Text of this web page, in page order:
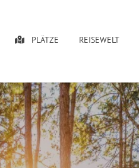
PLÄTZE REISEWELT